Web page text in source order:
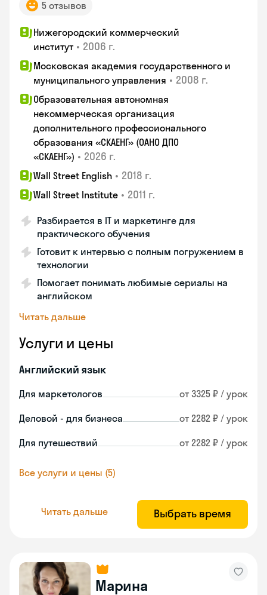
5 отзывов
Нижегородский коммерческий
институт • 2006 г.
Московская академия государственного и
муниципального управления • 2008 г.
Образовательная автономная
некоммерческая организация
дополнительного профессионального
образования «СКАЕНГ» (ОАНО ДПО
«СКАЕНГ») • 2026 г.
Wall Street English • 2018 г.
Wall Street Institute • 2011 г.
Разбирается в IT и маркетинге для
практического обучения
Готовит к интервью с полным погружением в
технологии
Помогает понимать любимые сериалы на
английском
Читать дальше
Услуги и цены
Английский язык
Для маркетологов от 3325 ₽ / урок
Деловой - для бизнеса от 2282 ₽ / урок
Для путешествий от 2282 ₽ / урок
Все услуги и цены (5)
Читать дальше Выбрать время
Марина